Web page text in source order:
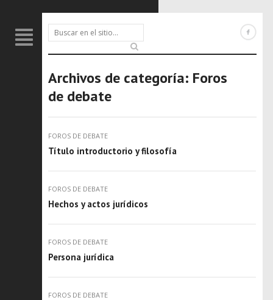
Archivos de categoría: Foros
de debate
FOROS DE DEBATE
Título introductorio y filosofía
FOROS DE DEBATE
Hechos y actos jurídicos
FOROS DE DEBATE
Persona jurídica
FOROS DE DEBATE